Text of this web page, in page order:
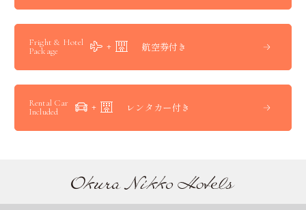
Fright & Hotel
Package
航空券付き
Rental Car
Included
レンタカー付き